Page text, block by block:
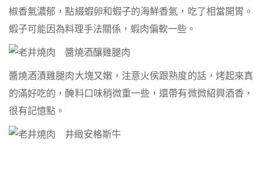
椒香氣濃郁，點綴蝦卵和蝦子的海鮮香氣，吃了相當開胃。
蝦子可能因為料理手法關係，蝦肉偏軟一些。
醬燒酒漬雞腿肉大塊又嫩，注意火侯跟熟度的話，烤起來真
的滿好吃的，醃料口味稍微重一些，還帶有微微紹興酒香，
很有記憶點。